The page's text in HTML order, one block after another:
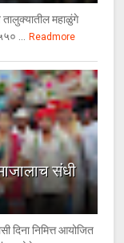
महाळुंगे
... Readmore
संधी
दिना निमित्त आयोजित